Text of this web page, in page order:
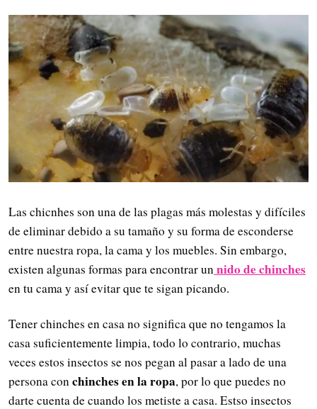
Las chicnhes son una de las plagas más molestas y difíciles
de eliminar debido a su tamaño y su forma de esconderse
entre nuestra ropa, la cama y los muebles. Sin embargo,
existen algunas formas para encontrar un nido de chinches
en tu cama y así evitar que te sigan picando.
Tener chinches en casa no significa que no tengamos la
casa suficientemente limpia, todo lo contrario, muchas
veces estos insectos se nos pegan al pasar a lado de una
persona conchinches en la ropa, por lo que puedes no
darte cuenta de cuando los metiste a casa. Estso insectos